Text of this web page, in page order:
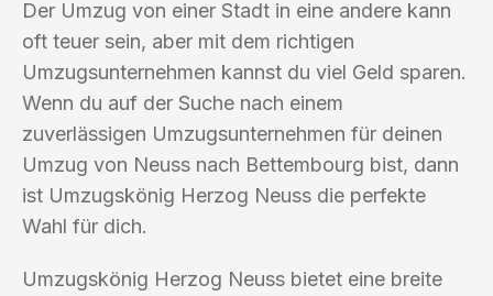
Der Umzug von einer Stadt in eine andere kann
oft teuer sein, aber mit dem richtigen
Umzugsunternehmen kannst du viel Geld sparen.
Wenn du auf der Suche nach einem
zuverlässigen Umzugsunternehmen für deinen
Umzug von Neuss nach Bettembourg bist, dann
ist Umzugskönig Herzog Neuss die perfekte
Wahl für dich.
Umzugskönig Herzog Neuss bietet eine breite